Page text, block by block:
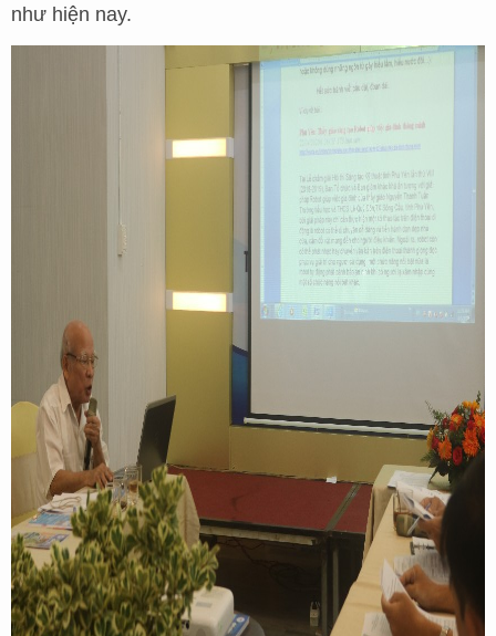
như hiện nay.